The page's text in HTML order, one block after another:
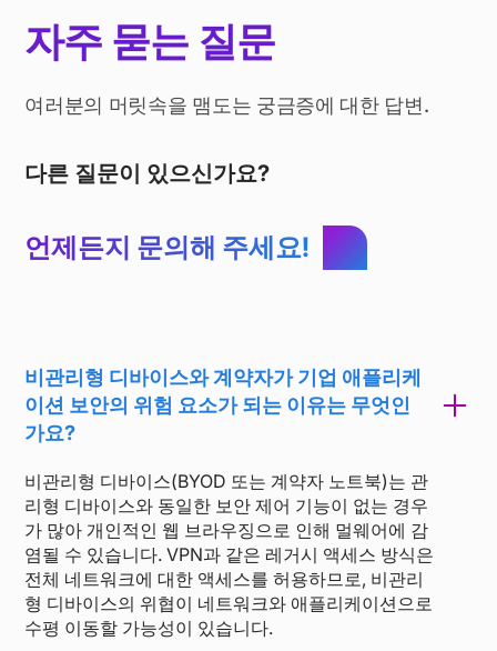
자주 묻는 질문
여러분의 머릿속을 맴도는 궁금증에 대한 답변.
다른 질문이 있으신가요?
언제든지 문의해 주세요!
비관리형 디바이스와 계약자가 기업 애플리케
이션 보안의 위험 요소가 되는 이유는 무엇인
가요?
비관리형 디바이스(BYOD 또는 계약자 노트북)는 관
리형 디바이스와 동일한 보안 제어 기능이 없는 경우
가 많아 개인적인 웹 브라우징으로 인해 멀웨어에 감
염될 수 있습니다. VPN과 같은 레거시 액세스 방식은
전체 네트워크에 대한 액세스를 허용하므로, 비관리
형 디바이스의 위협이 네트워크와 애플리케이션으로
수평 이동할 가능성이 있습니다.